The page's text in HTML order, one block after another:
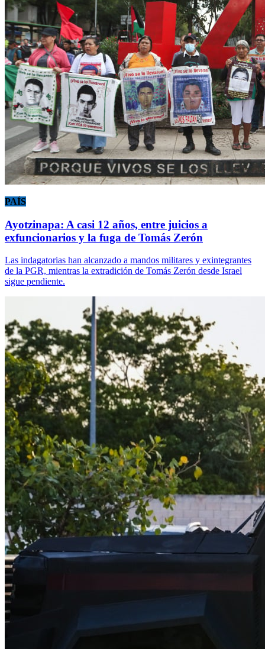
PAÍS
Ayotzinapa: A casi 12 años, entre juicios a
exfuncionarios y la fuga de Tomás Zerón
Las indagatorias han alcanzado a mandos militares y exintegrantes
de la PGR, mientras la extradición de Tomás Zerón desde Israel
sigue pendiente.